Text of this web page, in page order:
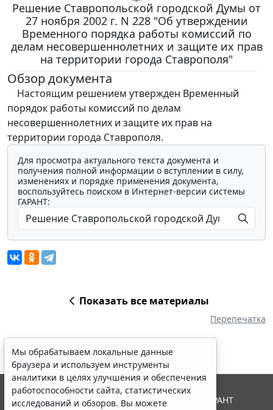
Решение Ставропольской городской Думы от
27 ноября 2002 г. N 228 "Об утверждении
Временного порядка работы комиссий по
делам несовершеннолетних и защите их прав
на территории города Ставрополя"
Обзор документа
Настоящим решением утвержден Временный
порядок работы комиссий по делам
несовершеннолетних и защите их прав на
территории города Ставрополя.
Для просмотра актуального текста документа и
получения полной информации о вступлении в силу,
изменениях и порядке применения документа,
воспользуйтесь поиском в Интернет-версии системы
ГАРАНТ:
Показать все материалы
Перепечатка
Мы обрабатываем локальные данные
браузера и используем инструменты
аналитики в целях улучшения и обеспечения
работоспособности сайта, статистических
исследований и обзоров. Вы можете
© ООО "НПП "ГАРАНТ-СЕРВИС", 2026. Система ГАРАНТ